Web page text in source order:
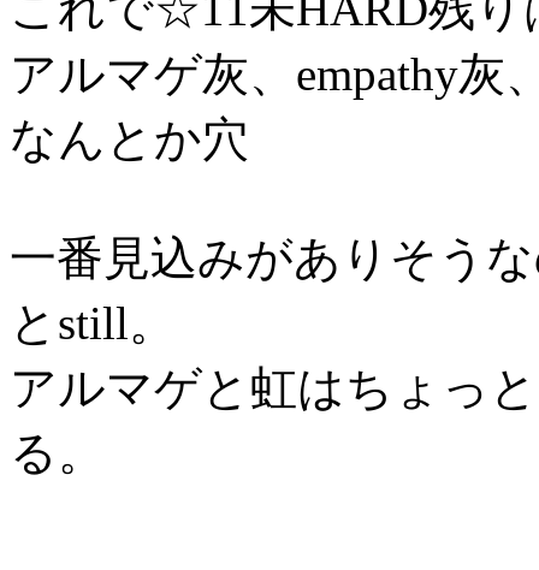
アルマゲ灰、empathy灰
なんとか穴
一番見込みがありそう
とstill。
アルマゲと虹はちょっ
る。